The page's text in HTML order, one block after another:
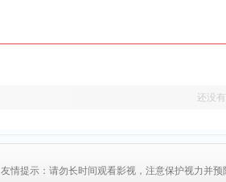
还没
友情提示：请勿长时间观看影视，注意保护视力并